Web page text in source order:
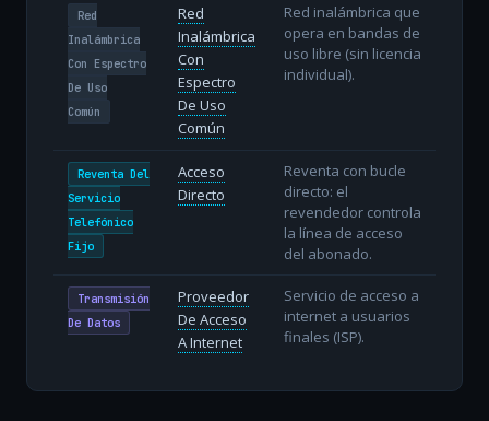
Red
Inalámbrica
Con Espectro
De Uso
Común
Red
Inalámbrica
Con
Espectro
De Uso
Común
Red inalámbrica que
opera en bandas de
uso libre (sin licencia
individual).
Reventa Del
Servicio
Telefónico
Fijo
Acceso
Directo
Reventa con bucle
directo: el
revendedor controla
la línea de acceso
del abonado.
Transmisión
De Datos
Proveedor
De Acceso
A Internet
Servicio de acceso a
internet a usuarios
finales (ISP).